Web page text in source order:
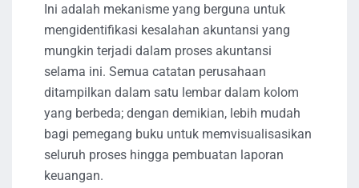
Ini adalah mekanisme yang berguna untuk
mengidentifikasi kesalahan akuntansi yang
mungkin terjadi dalam proses akuntansi
selama ini. Semua catatan perusahaan
ditampilkan dalam satu lembar dalam kolom
yang berbeda; dengan demikian, lebih mudah
bagi pemegang buku untuk memvisualisasikan
seluruh proses hingga pembuatan laporan
keuangan.